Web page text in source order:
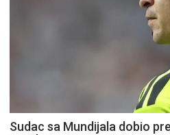
Sudac sa Mundijala dobio